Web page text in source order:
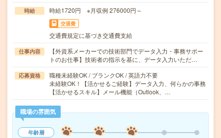
時給 時給1720円 ※月収例 276000円～
交通費
交通費規定に基づき交通費支給
仕事内容
【外資系メーカーでの技術部門でデータ入力・事務サポー
トのお仕事】技術者の指示を基に、データ入力いただ…
応募資格
職種未経験OK / ブランクOK / 英語力不要
未経験OK！【活かせるご経験】データ入力、何らかの事務
【活かせるスキル】メール機能（Outlook、…
職場の雰囲気
年齢層